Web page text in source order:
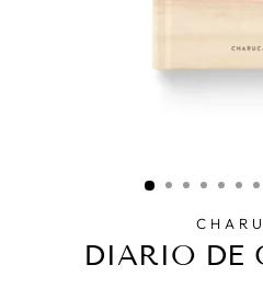
DIARIO DE